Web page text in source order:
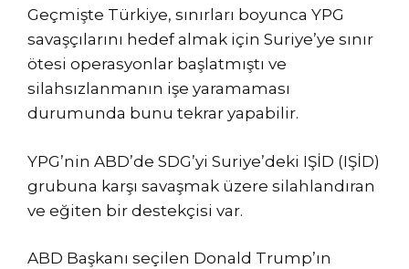
Geçmişte Türkiye, sınırları boyunca YPG
savaşçılarını hedef almak için Suriye’ye sınır
ötesi operasyonlar başlatmıştı ve
silahsızlanmanın işe yaramaması
durumunda bunu tekrar yapabilir.
YPG’nin ABD’de SDG’yi Suriye’deki IŞİD (IŞİD)
grubuna karşı savaşmak üzere silahlandıran
ve eğiten bir destekçisi var.
ABD Başkanı seçilen Donald Trump’ın